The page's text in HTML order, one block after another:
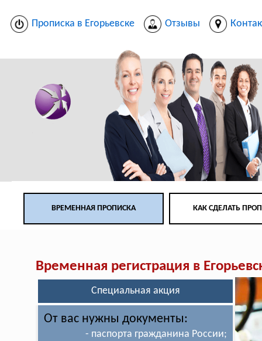
Прописка в Егорьевске Отзывы
ВРЕМЕННАЯ ПРОПИСКА КАК СДЕЛАТЬ
Временная регистрация в
Специальная акция
От вас нужны документы:
- паспорта гражданина России;